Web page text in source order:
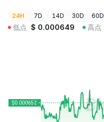
24H 7D 14D 30D 60D
低点 $ 0.000649 高点